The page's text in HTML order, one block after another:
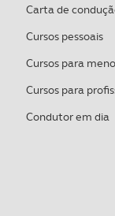
Carta de
Cursos pessoais
Cursos para
Cursos para
Condutor em dia